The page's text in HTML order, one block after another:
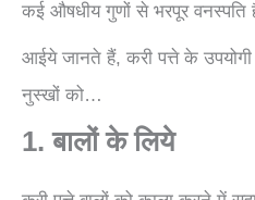
कई औषधीय गुणों से भरपूर वनस्पति
आईये जानते हैं, करी पत्ते के
नुस्खों को…
1. बालों के लिये